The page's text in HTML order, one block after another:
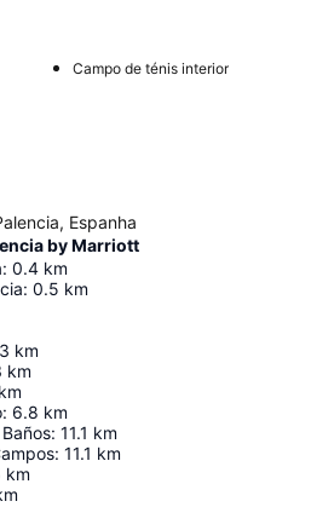
Campo de ténis interior
Espanha
by Marriott
: 0.4 km
: 0.5 km
km
km
km
: 6.8 km
: 11.1 km
: 11.1 km
km